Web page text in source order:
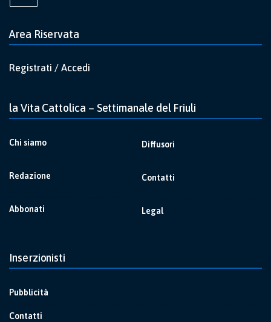
Area Riservata
Registrati / Accedi
la Vita Cattolica – Settimanale del Friuli
Chi siamo
Redazione
Abbonati
Diffusori
Contatti
Legal
Inserzionisti
Pubblicità
Contatti